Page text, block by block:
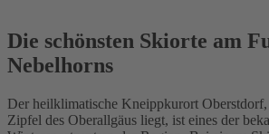
Die schönsten Skiorte am
Nebelhorns
Der heilklimatische Kneippkurort
Zipfel des Oberallgäus liegt, ist eines der